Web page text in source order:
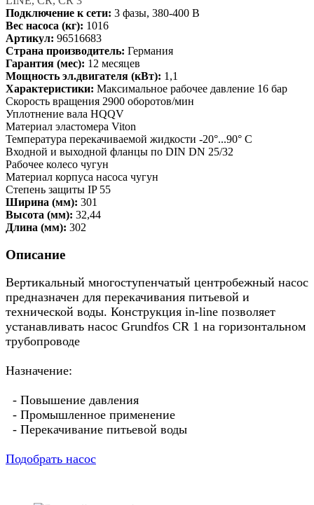
Подключение к сети: 3 фазы, 380-400 В
Вес насоса (кг): 1016
Артикул: 96516683
Страна производитель: Германия
Гарантия (мес): 12 месяцев
Мощность эл.двигателя (кВт): 1,1
Характеристики: Максимальное рабочее давление 16 бар
Скорость вращения 2900 оборотов/мин
Уплотнение вала HQQV
Материал эластомера Viton
Температура перекачиваемой жидкости -20°...90° C
Входной и выходной фланцы по DIN DN 25/32
Рабочее колесо чугун
Материал корпуса насоса чугун
Степень защиты IP 55
Ширина (мм): 301
Высота (мм): 32,44
Длина (мм): 302
Описание
Вертикальный многоступенчатый центробежный насос
предназначен для перекачивания питьевой и
технической воды. Конструкция in-line позволяет
устанавливать насос Grundfos CR 1 на горизонтальном
трубопроводе
Назначение:
- Повышение давления
- Промышленное применение
- Перекачивание питьевой воды
Подобрать насос